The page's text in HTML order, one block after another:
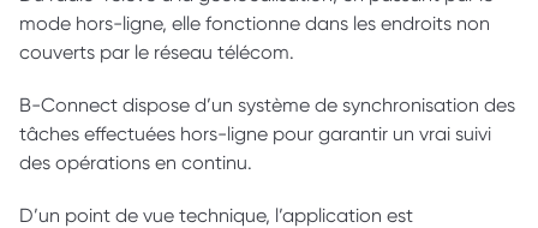
mode hors-ligne, elle fonctionne dans les endroits non
couverts par le réseau télécom.
B-Connect dispose d’un système de synchronisation des
tâches effectuées hors-ligne pour garantir un vrai suivi
des opérations en continu.
D’un point de vue technique, l’application est